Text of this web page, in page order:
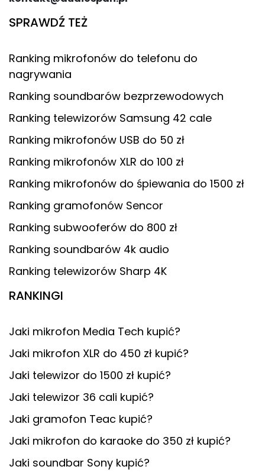
SPRAWDŹ TEŻ
Ranking mikrofonów do telefonu do
nagrywania
Ranking soundbarów bezprzewodowych
Ranking telewizorów Samsung 42 cale
Ranking mikrofonów USB do 50 zł
Ranking mikrofonów XLR do 100 zł
Ranking mikrofonów do śpiewania do 1500 zł
Ranking gramofonów Sencor
Ranking subwooferów do 800 zł
Ranking soundbarów 4k audio
Ranking telewizorów Sharp 4K
RANKINGI
Jaki mikrofon Media Tech kupić?
Jaki mikrofon XLR do 450 zł kupić?
Jaki telewizor do 1500 zł kupić?
Jaki telewizor 36 cali kupić?
Jaki gramofon Teac kupić?
Jaki mikrofon do karaoke do 350 zł kupić?
Jaki soundbar Sony kupić?